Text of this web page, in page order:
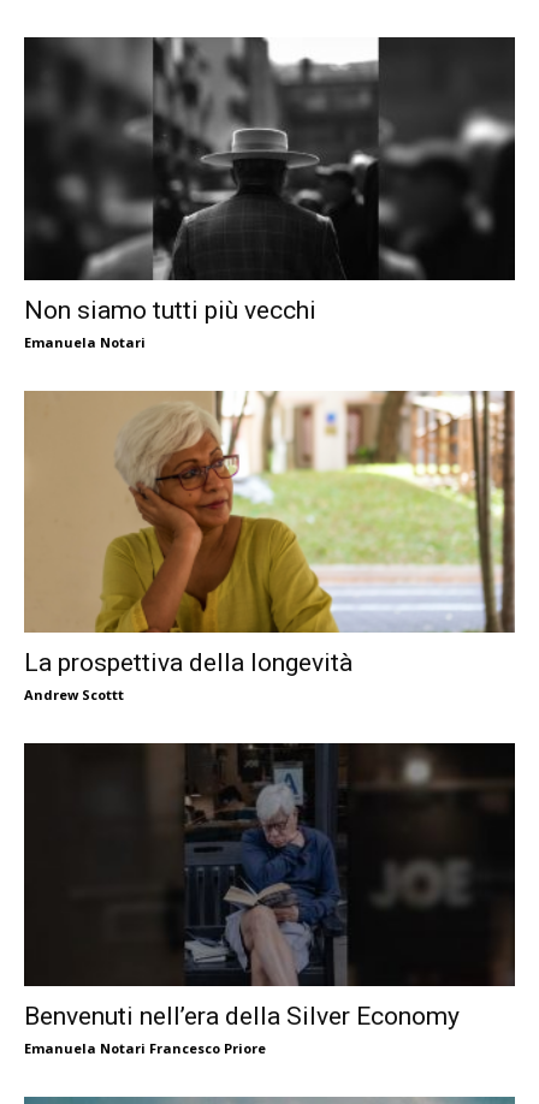
Non siamo tutti più vecchi
Emanuela Notari
La prospettiva della longevità
Andrew Scottt
Benvenuti nell’era della Silver Economy
Emanuela Notari Francesco Priore